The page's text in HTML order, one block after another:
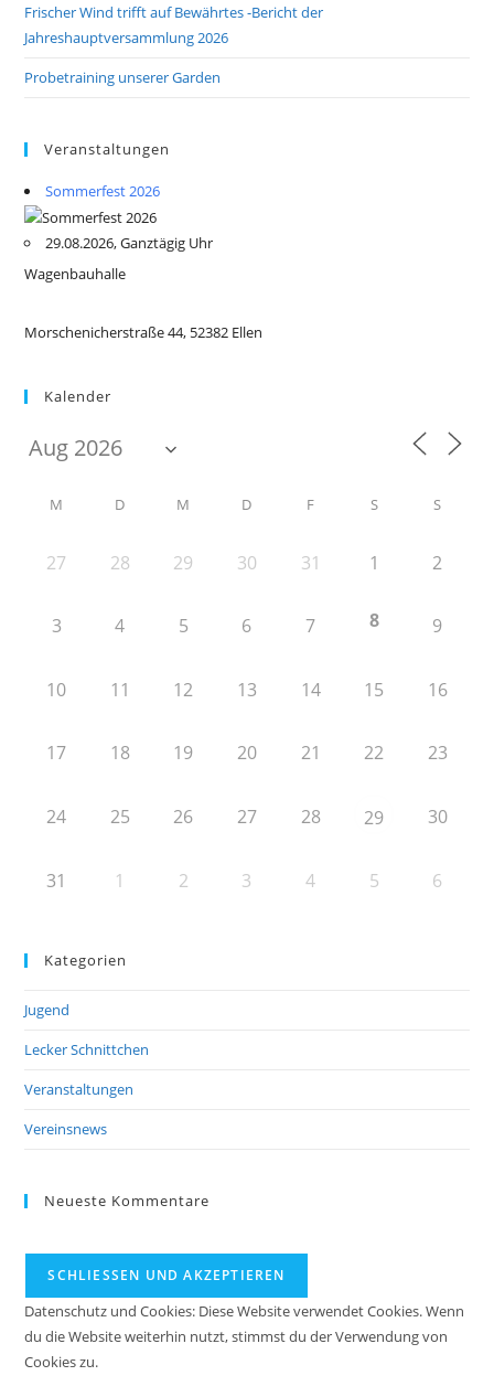
Frischer Wind trifft auf Bewährtes -Bericht der
Jahreshauptversammlung 2026
Probetraining unserer Garden
Veranstaltungen
Sommerfest 2026
29.08.2026, Ganztägig Uhr
Wagenbauhalle
Morschenicherstraße 44, 52382 Ellen
Kalender
M D M D F S S
27 28 29 30 31 1 2
3 4 5 6 7 8 9
10 11 12 13 14 15 16
17 18 19 20 21 22 23
24 25 26 27 28 29 30
31 1 2 3 4 5 6
Kategorien
Jugend
Lecker Schnittchen
Veranstaltungen
Vereinsnews
Neueste Kommentare
Datenschutz und Cookies: Diese Website verwendet Cookies. Wenn
du die Website weiterhin nutzt, stimmst du der Verwendung von
Cookies zu.